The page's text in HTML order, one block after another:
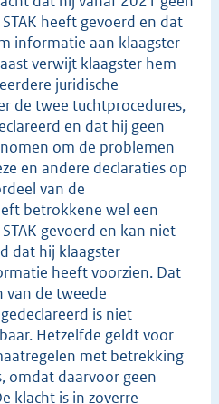
heeft gevoerd en dat
informatie aan klaagster
verwijt klaagster hem
juridische
de twee tuchtprocedures,
en dat hij geen
om de problemen
en andere declaraties op
van de
betrokkene wel een
gevoerd en kan niet
dat hij klaagster
heeft voorzien. Dat
van de tweede
is niet
Hetzelfde geldt voor
met betrekking
omdat daarvoor geen
klacht is in zoverre